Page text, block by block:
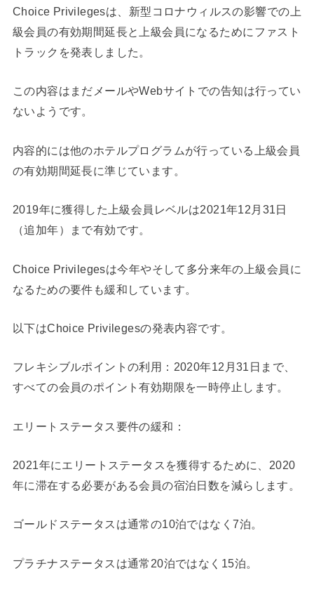
Choice Privilegesは、新型コロナウィルスの影響での上
級会員の有効期間延長と上級会員になるためにファスト
トラックを発表しました。
この内容はまだメールやWebサイトでの告知は行ってい
ないようです。
内容的には他のホテルプログラムが行っている上級会員
の有効期間延長に準じています。
2019年に獲得した上級会員レベルは2021年12月31日
（追加年）まで有効です。
Choice Privilegesは今年やそして多分来年の上級会員に
なるための要件も緩和しています。
以下はChoice Privilegesの発表内容です。
フレキシブルポイントの利用：2020年12月31日まで、
すべての会員のポイント有効期限を一時停止します。
エリートステータス要件の緩和：
2021年にエリートステータスを獲得するために、2020
年に滞在する必要がある会員の宿泊日数を減らします。
ゴールドステータスは通常の10泊ではなく7泊。
プラチナステータスは通常20泊ではなく15泊。